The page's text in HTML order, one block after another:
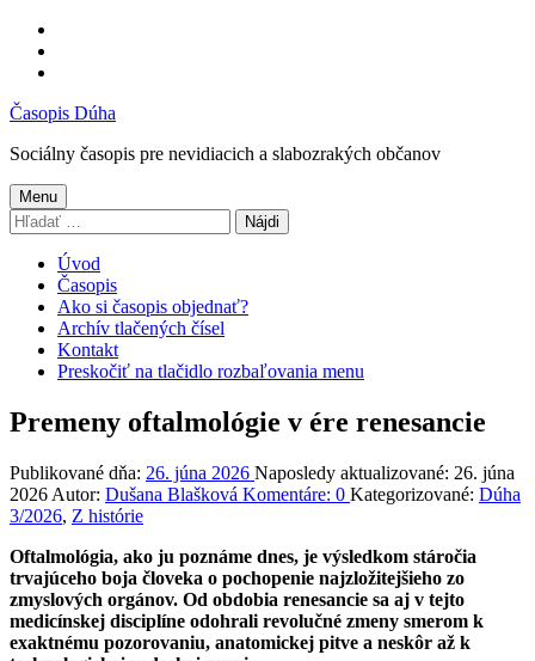
obsah
pätičku
Časopis Dúha
Sociálny časopis pre nevidiacich a slabozrakých občanov
Menu
Hľadať:
Úvod
Časopis
Ako si časopis objednať?
Archív tlačených čísel
Kontakt
Preskočiť na tlačidlo rozbaľovania menu
Premeny oftalmológie v ére renesancie
Publikované dňa: 26. júna 2026 Naposledy aktualizované: 26. júna
2026 Autor: Dušana Blašková Komentáre: 0 Kategorizované: Dúha
3/2026, Z histórie
Oftalmológia, ako ju poznáme dnes, je výsledkom stáročia
trvajúceho boja človeka o pochopenie najzložitejšieho zo
zmyslových orgánov. Od obdobia renesancie sa aj v tejto
medicínskej disciplíne odohrali revolučné zmeny smerom k
exaktnému pozorovaniu, anatomickej pitve a neskôr až k